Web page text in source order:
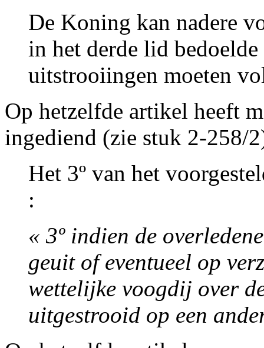
De Koning kan nadere
in het derde lid
uitstrooiingen moeten
Op hetzelfde artikel heeft
ingediend (zie stuk 2-258/
Het 3º van het
:
« 3º indien de
geuit of eventueel op
wettelijke voogdij over
uitgestrooid op een